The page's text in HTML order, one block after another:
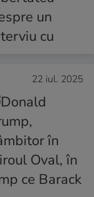
22 iul. 2025